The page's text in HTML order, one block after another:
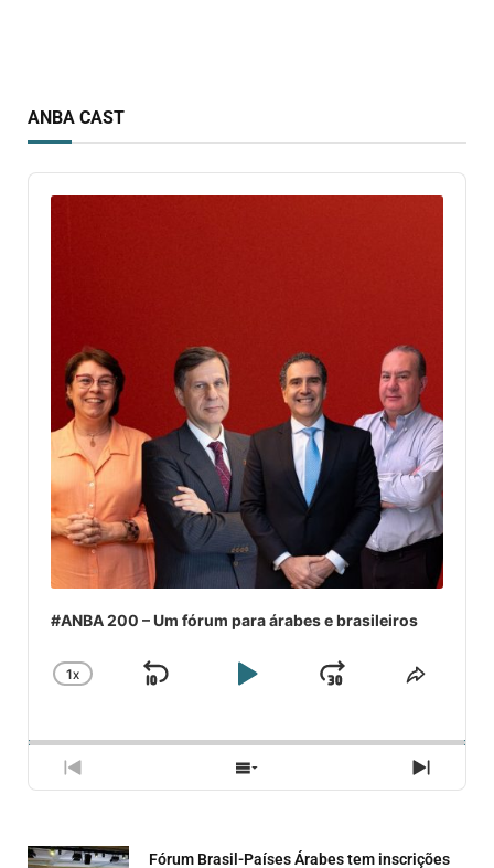
ANBA CAST
Audio
Player
#ANBA 200 – Um fórum para árabes e brasileiros
CHANGE
1X
SKIP
PLAYJUMP
PREVIOUS
EPISODE
SHOW
EPISODES
NEXT
Fórum Brasil-Países Árabes tem inscrições